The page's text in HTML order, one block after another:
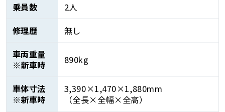
乗員数
2人
修理歴
無し
車両重量
※新車時
890kg
車体寸法
※新車時
3,390×1,470×1,880mm
（全長×全幅×全高）